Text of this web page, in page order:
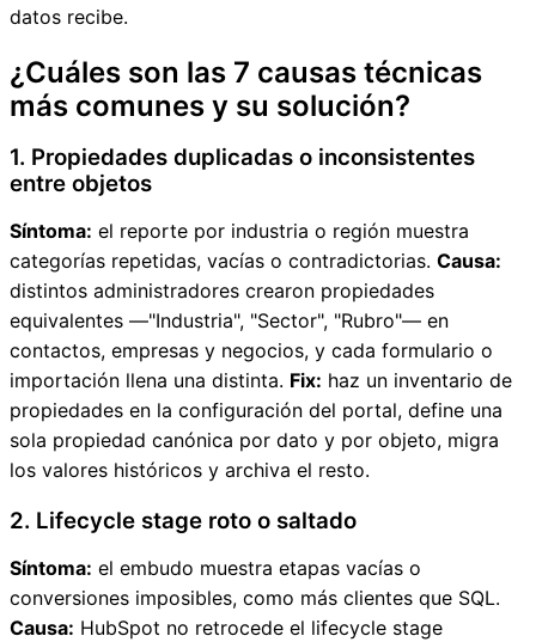
datos recibe.
¿Cuáles son las 7 causas técnicas
más comunes y su solución?
1. Propiedades duplicadas o inconsistentes
entre objetos
Síntoma: el reporte por industria o región muestra
categorías repetidas, vacías o contradictorias. Causa:
distintos administradores crearon propiedades
equivalentes —"Industria", "Sector", "Rubro"— en
contactos, empresas y negocios, y cada formulario o
importación llena una distinta. Fix: haz un inventario de
propiedades en la configuración del portal, define una
sola propiedad canónica por dato y por objeto, migra
los valores históricos y archiva el resto.
2. Lifecycle stage roto o saltado
Síntoma: el embudo muestra etapas vacías o
conversiones imposibles, como más clientes que SQL.
Causa: HubSpot no retrocede el lifecycle stage